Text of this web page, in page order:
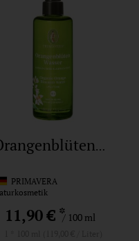
Orangenblütenwasser
PRIMAVERA
11,90 € */ 100 ml